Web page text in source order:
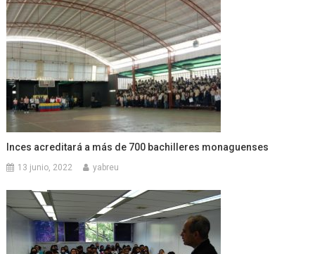
Inces acreditará a más de 700 bachilleres monaguenses
13 junio, 2022 yabreu